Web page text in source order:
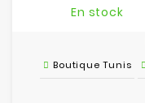
En stock
Boutique Tunis